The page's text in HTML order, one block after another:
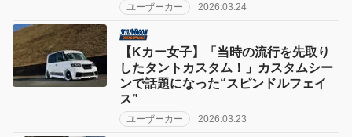
ユーザーカー 2026.03.24
【Kカー女子】「当時の流行を先取り
したタントカスタム！」カスタムシー
ンで話題になった“スピンドルフェイ
ス”
ユーザーカー 2026.03.23